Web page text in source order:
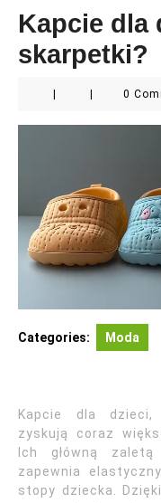
Kapcie dla
skarpetki?
0
Categories: Moda
Kapcie dla dzieci,
zyskują coraz
Ich główną
zapewnia
stopy dziecka.